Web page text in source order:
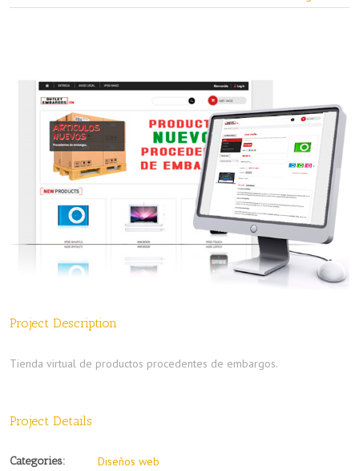
Project Description
Tienda virtual de productos procedentes de embargos.
Project Details
Categories: Diseños web